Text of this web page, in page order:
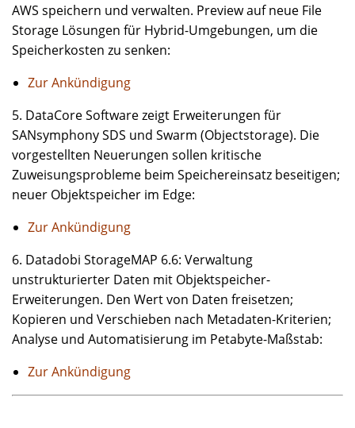
AWS speichern und verwalten. Preview auf neue File
Storage Lösungen für Hybrid-Umgebungen, um die
Speicherkosten zu senken:
Zur Ankündigung
5. DataCore Software zeigt Erweiterungen für
SANsymphony SDS und Swarm (Objectstorage). Die
vorgestellten Neuerungen sollen kritische
Zuweisungsprobleme beim Speichereinsatz beseitigen;
neuer Objektspeicher im Edge:
Zur Ankündigung
6. Datadobi StorageMAP 6.6: Verwaltung
unstrukturierter Daten mit Objektspeicher-
Erweiterungen. Den Wert von Daten freisetzen;
Kopieren und Verschieben nach Metadaten-Kriterien;
Analyse und Automatisierung im Petabyte-Maßstab:
Zur Ankündigung